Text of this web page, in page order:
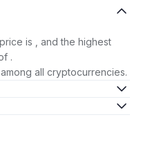
is , and the highest
.
all cryptocurrencies.